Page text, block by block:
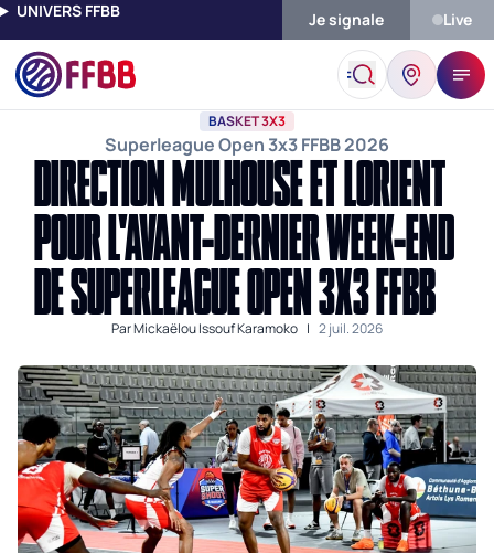
UNIVERS FFBB Je signale Live
Accueil Actualités Direction Mulhouse Et
BASKET 3X3
Superleague Open 3x3 FFBB 2026
DIRECTION MULHOUSE ET LORIENT
POUR L'AVANT-DERNIER WEEK-END
DE SUPERLEAGUE OPEN 3X3 FFBB
ParMickaëlou Issouf Karamoko | 2 juil. 2026